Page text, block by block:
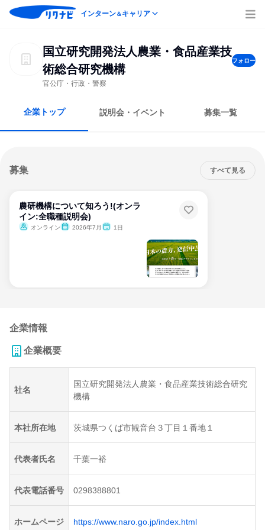
インターン＆キャリア
国立研究開発法人農業・食品産業技
術総合研究機構
フォロー
官公庁・行政・警察
企業トップ 説明会・イベント 募集一覧
募集 すべて見る
農研機構について知ろう!(オンラ
イン:全職種説明会)
オンライン 2026年7月 1日
企業情報
企業概要
社名
国立研究開発法人農業・食品産業技術総合研究
機構
本社所在地 茨城県つくば市観音台３丁目１番地１
代表者氏名 千葉一裕
代表電話番号 0298388801
ホームページ https://www.naro.go.jp/index.html